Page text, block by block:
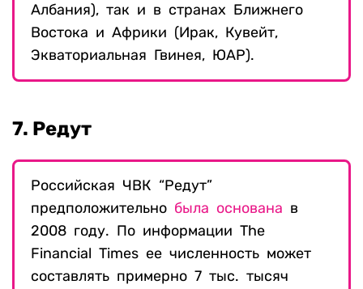
Албания), так и в странах Ближнего
Востока и Африки (Ирак, Кувейт,
Экваториальная Гвинея, ЮАР).
7. Редут
Российская ЧВК “Редут”
предположительно была основана в
2008 году. По информации The
Financial Times ее численность может
составлять примерно 7 тыс. тысяч